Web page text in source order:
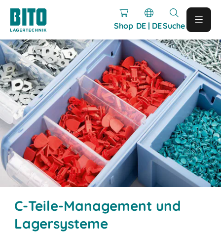
Shop DE | DESuche
C-Teile-Management und
Lagersysteme